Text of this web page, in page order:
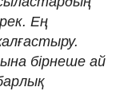
Ең
бірнеше ай